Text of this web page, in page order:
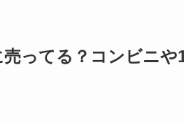
ってる？コンビニや